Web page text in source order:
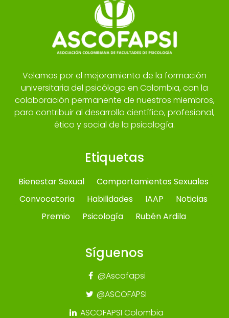
Velamos por el mejoramiento de la formación
universitaria del psicólogo en Colombia, con la
colaboración permanente de nuestros miembros,
para contribuir al desarrollo científico, profesional,
ético y social de la psicología.
Etiquetas
Bienestar Sexual
Comportamientos Sexuales
Convocatoria
Habilidades IAAP
Noticias
Premio
Psicología Rubén Ardila
Síguenos
@Ascofapsi
@ASCOFAPSI
ASCOFAPSI Colombia